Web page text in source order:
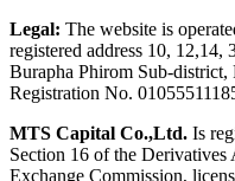
Legal: The website is
registered address 10, 12,14,
Burapha Phirom Sub-
Registration No.
MTS Capital Co.,Ltd. Is
Section 16 of the Derivatives
Exchange Commission,